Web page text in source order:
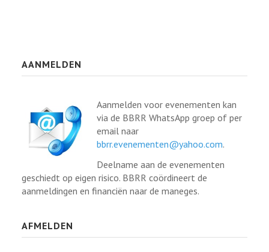
AANMELDEN
Aanmelden voor evenementen kan
via de BBRR WhatsApp groep of per
email naar
bbrr.evenementen@yahoo.com.
Deelname aan de evenementen
geschiedt op eigen risico. BBRR coördineert de
aanmeldingen en financiën naar de maneges.
AFMELDEN